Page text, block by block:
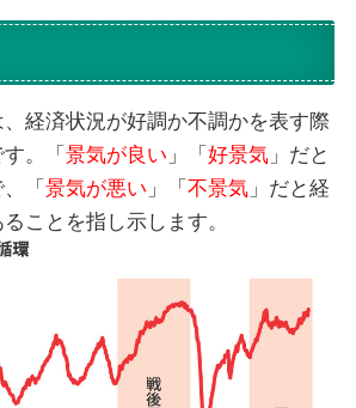
経済状況が好調か不調かを表す際
。「 景気が良い 」「 好景気」だと
「 景気が悪い 」「 不景気」だと経
ことを指し示します。